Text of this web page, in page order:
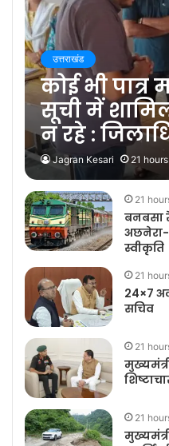
उत्तराखंड
कोई भी पात्र
सूची में
न रहे :
Jagran Kesari 21
21
बनबसा
अछनेरा-
स्वीकृति
21
24×7
सचिव
21
21